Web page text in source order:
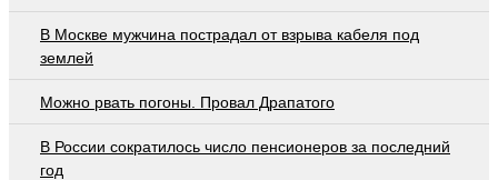
В Москве мужчина пострадал от взрыва кабеля под
землей
Можно рвать погоны. Провал Драпатого
В России сократилось число пенсионеров за последний
год